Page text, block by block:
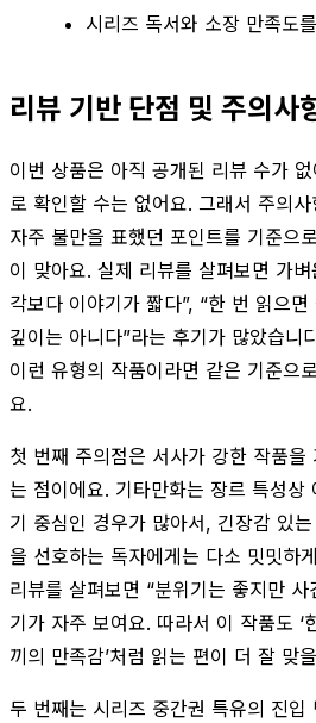
시리즈 독서와 소장 만족도
리뷰 기반 단점 및 주의사
이번 상품은 아직 공개된 리뷰 수가
로 확인할 수는 없어요. 그래서 주의
자주 불만을 표했던 포인트를 기준으
이 맞아요. 실제 리뷰를 살펴보면 가
각보다 이야기가 짧다”, “한 번 읽으면
깊이는 아니다”라는 후기가 많았습니
이런 유형의 작품이라면 같은 기준으
요.
첫 번째 주의점은 서사가 강한 작품을
는 점이에요. 기타만화는 장르 특성상
기 중심인 경우가 많아서, 긴장감 있
을 선호하는 독자에게는 다소 밋밋하
리뷰를 살펴보면 “분위기는 좋지만
기가 자주 보여요. 따라서 이 작품도 ‘
끼의 만족감’처럼 읽는 편이 더 잘 맞
두 번째는 시리즈 중간권 특유의 진입